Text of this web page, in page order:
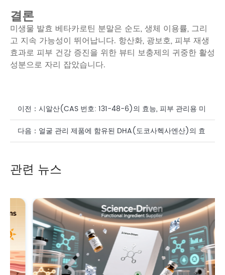
결론
미생물 발효 베타카로틴 분말은 순도, 생체 이용률, 그리
고 지속 가능성이 뛰어납니다. 항산화, 광보호, 피부 재생
효과로 피부 건강 증진을 위한 뷰티 보충제의 귀중한 활성
성분으로 자리 잡았습니다.
이전： 시알산(CAS 번호: 131-48-6)의 효능, 피부 관리용 미
백 보충제
다음： 얼굴 관리 제품에 함유된 DHA(도코사헥사엔산)의 효
관련 뉴스